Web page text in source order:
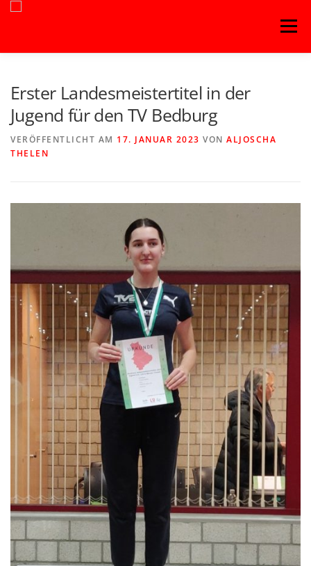
Zum
Menü
Erster Landesmeistertitel in der
Jugend für den TV Bedburg
VERÖFFENTLICHT AM 17. JANUAR 2023 VON ALJOSCHA
THELEN